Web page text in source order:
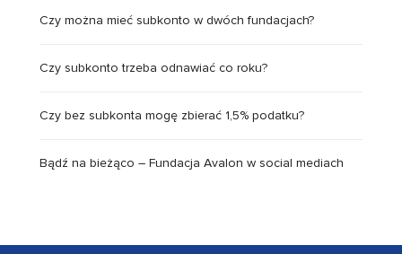
Czy można mieć subkonto w dwóch fundacjach?
Czy subkonto trzeba odnawiać co roku?
Czy bez subkonta mogę zbierać 1,5% podatku?
Bądź na bieżąco – Fundacja Avalon w social mediach